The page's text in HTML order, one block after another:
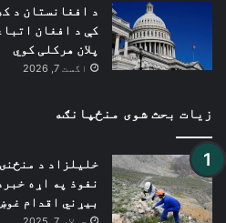
د افغانستان د
کې د افغان
پلان هرکلی کوي
اگست 7, 2026
زیات بحث شوی منځپانګه
خلیلزاد د
نفوذ په اړه
بیړني اقدام